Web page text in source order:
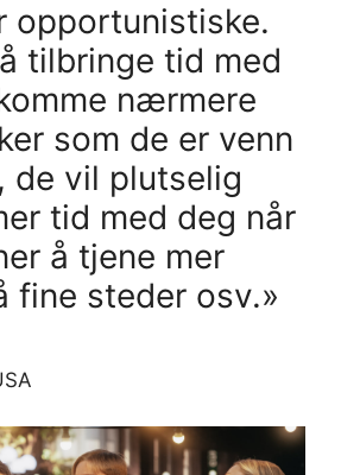
opportunistiske.
tilbringe tid med
nærmere
som de er venn
de vil plutselig
tid med deg når
å tjene mer
fine steder osv.»